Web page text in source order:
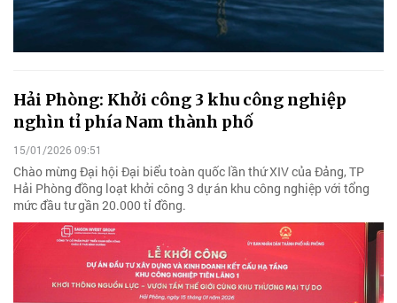
Hải Phòng: Khởi công 3 khu công nghiệp
nghìn tỉ phía Nam thành phố
15/01/2026 09:51
Chào mừng Đại hội Đại biểu toàn quốc lần thứ XIV của Đảng, TP
Hải Phòng đồng loạt khởi công 3 dự án khu công nghiệp với tổng
mức đầu tư gần 20.000 tỉ đồng.